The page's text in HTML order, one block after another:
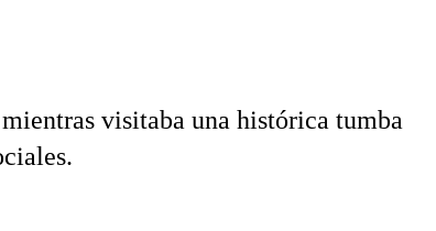
visitaba una histórica tumba